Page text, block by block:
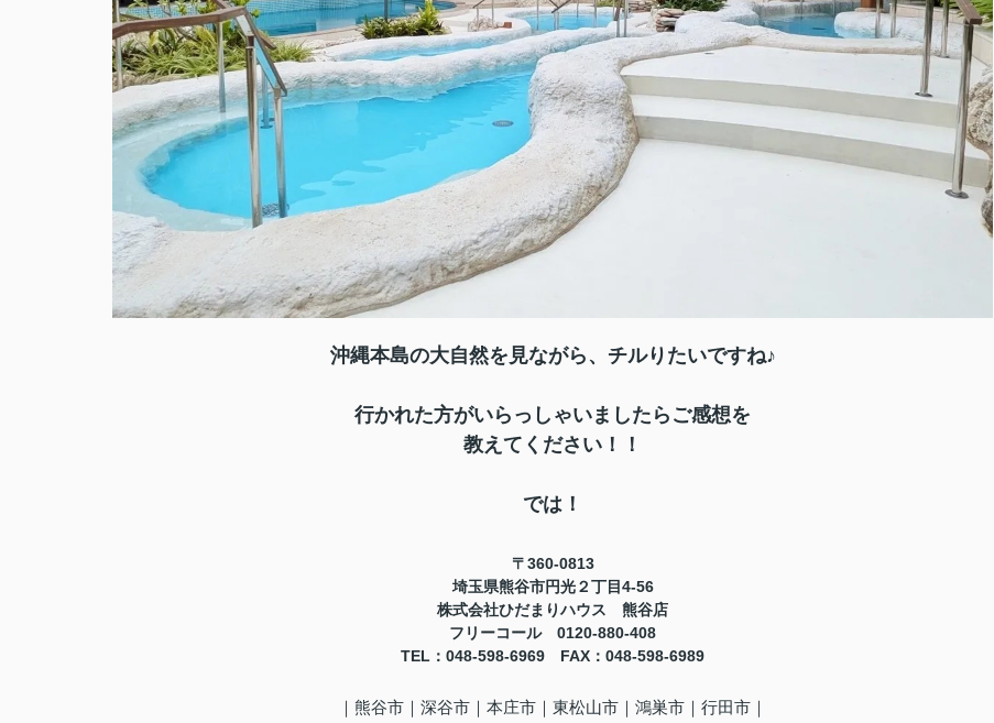
沖縄本島の大自然を見ながら、チルりたいですね♪
行かれた方がいらっしゃいましたらご感想を
教えてください！！
では！
〒360-0813
埼玉県熊谷市円光２丁目4-56
株式会社ひだまりハウス 熊谷店
フリーコール 0120-880-408
TEL ：048-598-6969 FAX ： 048-598-6989
｜熊谷市 ｜深谷市｜本庄市｜東松山市｜鴻巣市 ｜行田市 ｜